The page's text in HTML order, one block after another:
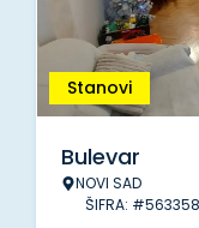
Stanovi
Bulevar
NOVI SAD
ŠIFRA: #563358